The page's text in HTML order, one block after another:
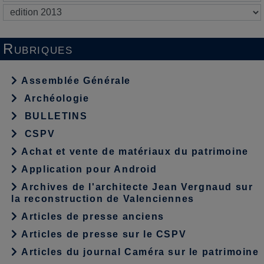
Rubriques
Assemblée Générale
Archéologie
BULLETINS
CSPV
Achat et vente de matériaux du patrimoine
Application pour Android
Archives de l'architecte Jean Vergnaud sur
la reconstruction de Valenciennes
Articles de presse anciens
Articles de presse sur le CSPV
Articles du journal Caméra sur le patrimoine